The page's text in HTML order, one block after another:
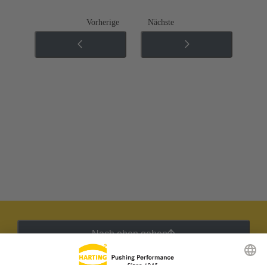
Vorherige Nächste
Nach oben gehen